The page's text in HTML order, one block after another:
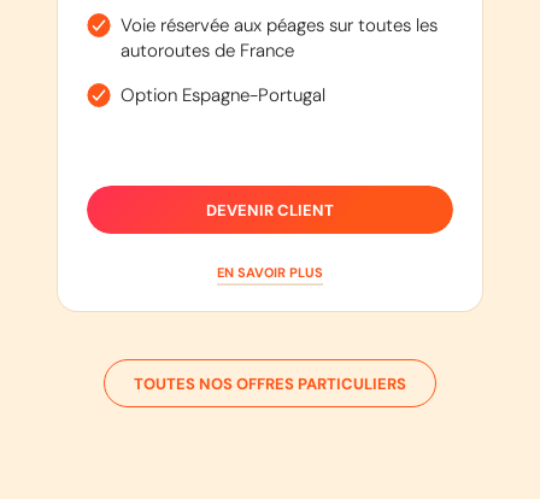
Voie réservée aux péages sur toutes les
autoroutes de France
Option Espagne-Portugal
DEVENIR CLIENT
EN SAVOIR PLUS
TOUTES NOS OFFRES PARTICULIERS